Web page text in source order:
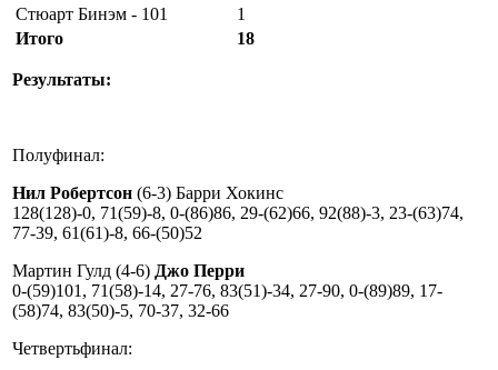
Стюарт Бинэм - 101
1
Итого
18
Результаты:
Полуфинал:
Нил Робертсон (6-3) Барри Хокинс
128(128)-0, 71(59)-8, 0-(86)86, 29-(62)66, 92(88)-3, 23-(63)74,
77-39, 61(61)-8, 66-(50)52
Мартин Гулд (4-6) Джо Перри
0-(59)101, 71(58)-14, 27-76, 83(51)-34, 27-90, 0-(89)89, 17-
(58)74, 83(50)-5, 70-37, 32-66
Четвертьфинал: